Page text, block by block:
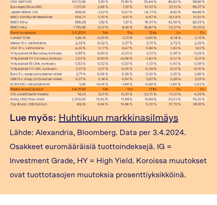
Lue myös: Huhtikuun markkinasilmäys
Lähde: Alexandria, Bloomberg. Data per 3.4.2024.
Osakkeet euromääräisiä tuottoindeksejä. IG =
Investment Grade, HY = High Yield. Koroissa muutokset
ovat tuottotasojen muutoksia prosenttiyksikköinä.